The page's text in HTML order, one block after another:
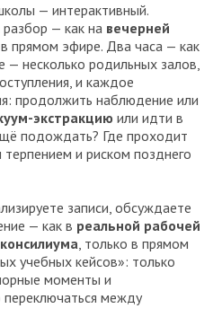
— интерактивный.
— как на вечерней
в прямом эфире. Два часа — как
несколько родильных залов,
и каждое
продолжить наблюдение или
экстракцию или идти в
подождать? Где проходит
и риском позднего
записи, обсуждаете
— как в реальной рабочей
, только в прямом
учебных кейсов»: только
моменты и
между